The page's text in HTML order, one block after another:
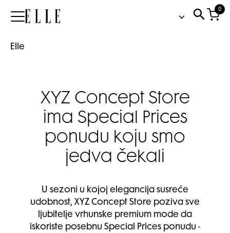
Elle
0
Elle
XYZ Concept Store
ima Special Prices
ponudu koju smo
jedva čekali
U sezoni u kojoj elegancija susreće
udobnost, XYZ Concept Store poziva sve
ljubitelje vrhunske premium mode da
iskoriste posebnu Special Prices ponudu -